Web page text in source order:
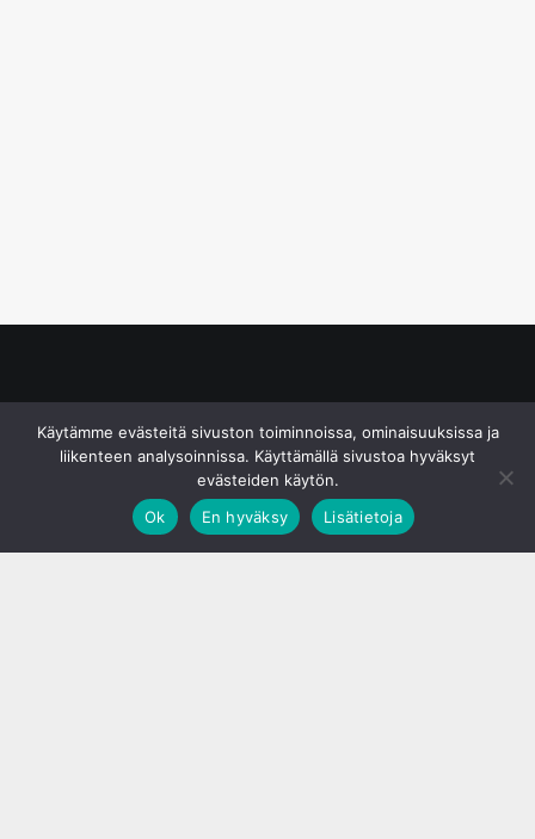
Käytämme evästeitä sivuston toiminnoissa, ominaisuuksissa ja
liikenteen analysoinnissa. Käyttämällä sivustoa hyväksyt
evästeiden käytön.
Ok
En hyväksy Lisätietoja